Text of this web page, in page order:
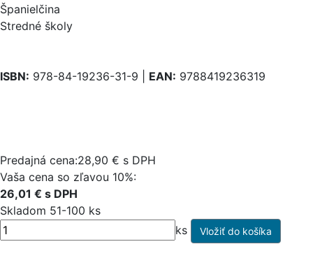
Španielčina
Stredné školy
ISBN: 978-84-19236-31-9 | EAN: 9788419236319
Predajná cena:28,90 € s DPH
Vaša cena so zľavou 10%:
26,01 € s DPH
Skladom 51-100 ks
ks